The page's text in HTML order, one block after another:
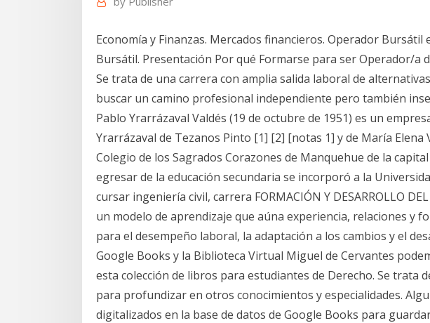
Economía y Finanzas. Mercados financieros. Operador Bursátil
Bursátil. Presentación Por qué Formarse para ser Operador/a
Se trata de una carrera con amplia salida laboral de
buscar un camino profesional independiente pero también
Pablo Yrarrázaval Valdés (19 de octubre de 1951) es un
Yrarrázaval de Tezanos Pinto [1] [2] [notas 1] y de María Elena
Colegio de los Sagrados Corazones de Manquehue de la
egresar de la educación secundaria se incorporó a la
cursar ingeniería civil, carrera FORMACIÓN Y DESARROLLO
un modelo de aprendizaje que aúna experiencia, relaciones y
para el desempeño laboral, la adaptación a los cambios y el
Google Books y la Biblioteca Virtual Miguel de Cervantes
esta colección de libros para estudiantes de Derecho. Se trata
para profundizar en otros conocimientos y especialidades.
digitalizados en la base de datos de Google Books para